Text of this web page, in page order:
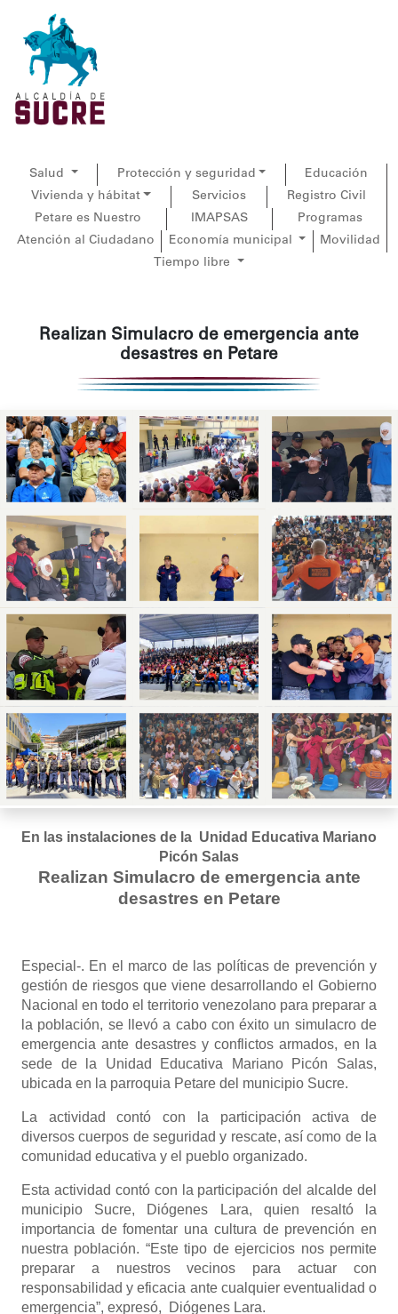
Salud Protección y seguridad
Educación
Vivienda y hábitat
Servicios
Registro Civil
Petare es Nuestro
IMAPSAS
Programas
Atención al Ciudadano
Economía municipal
Movilidad
Tiempo libre
Realizan Simulacro de emergencia ante
desastres en Petare
En las instalaciones de la Unidad Educativa Mariano
Picón Salas
Realizan Simulacro de emergencia ante
desastres en Petare
Especial-. En el marco de las políticas de prevención y
gestión de riesgos que viene desarrollando el Gobierno
Nacional en todo el territorio venezolano para preparar a
la población, se llevó a cabo con éxito un simulacro de
emergencia ante desastres y conflictos armados, en la
sede de la Unidad Educativa Mariano Picón Salas,
ubicada en la parroquia Petare del municipio Sucre.
La actividad contó con la participación activa de
diversos cuerpos de seguridad y rescate, así como de la
comunidad educativa y el pueblo organizado.
Esta actividad contó con la participación del alcalde del
municipio Sucre, Diógenes Lara, quien resaltó la
importancia de fomentar una cultura de prevención en
nuestra población. “Este tipo de ejercicios nos permite
preparar a nuestros vecinos para actuar con
responsabilidad y eficacia ante cualquier eventualidad o
emergencia”, expresó, Diógenes Lara.